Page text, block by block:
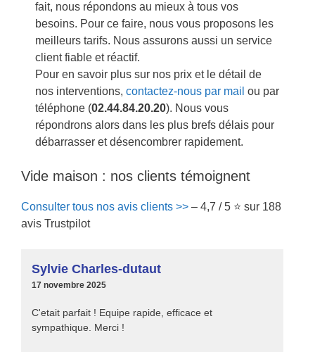
fait, nous répondons au mieux à tous vos
besoins. Pour ce faire, nous vous proposons les
meilleurs tarifs. Nous assurons aussi un service
client fiable et réactif.
Pour en savoir plus sur nos prix et le détail de
nos interventions, contactez-nous par mail ou par
téléphone (02.44.84.20.20). Nous vous
répondrons alors dans les plus brefs délais pour
débarrasser et désencombrer rapidement.
Vide maison : nos clients témoignent
Consulter tous nos avis clients >> – 4,7 / 5 ⭐ sur 188
avis Trustpilot
Sylvie Charles-dutaut
17 novembre 2025
C'etait parfait ! Equipe rapide, efficace et
sympathique. Merci !